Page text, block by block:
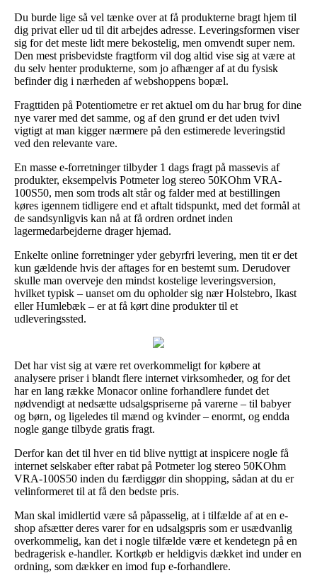
Du burde lige så vel tænke over at få produkterne bragt hjem til
dig privat eller ud til dit arbejdes adresse. Leveringsformen viser
sig for det meste lidt mere bekostelig, men omvendt super nem.
Den mest prisbevidste fragtform vil dog altid vise sig at være at
du selv henter produkterne, som jo afhænger af at du fysisk
befinder dig i nærheden af webshoppens bopæl.
Fragttiden på Potentiometre er ret aktuel om du har brug for dine
nye varer med det samme, og af den grund er det uden tvivl
vigtigt at man kigger nærmere på den estimerede leveringstid
ved den relevante vare.
En masse e-forretninger tilbyder 1 dags fragt på massevis af
produkter, eksempelvis Potmeter log stereo 50KOhm VRA-
100S50, men som trods alt står og falder med at bestillingen
køres igennem tidligere end et aftalt tidspunkt, med det formål at
de sandsynligvis kan nå at få ordren ordnet inden
lagermedarbejderne drager hjemad.
Enkelte online forretninger yder gebyrfri levering, men tit er det
kun gældende hvis der aftages for en bestemt sum. Derudover
skulle man overveje den mindst kostelige leveringsversion,
hvilket typisk – uanset om du opholder sig nær Holstebro, Ikast
eller Humlebæk – er at få kørt dine produkter til et
udleveringssted.
Det har vist sig at være ret overkommeligt for købere at
analysere priser i blandt flere internet virksomheder, og for det
har en lang række Monacor online forhandlere fundet det
nødvendigt at nedsætte udsalgspriserne på varerne – til babyer
og børn, og ligeledes til mænd og kvinder – enormt, og endda
nogle gange tilbyde gratis fragt.
Derfor kan det til hver en tid blive nyttigt at inspicere nogle få
internet selskaber efter rabat på Potmeter log stereo 50KOhm
VRA-100S50 inden du færdiggør din shopping, sådan at du er
velinformeret til at få den bedste pris.
Man skal imidlertid være så påpasselig, at i tilfælde af at en e-
shop afsætter deres varer for en udsalgspris som er usædvanlig
overkommelig, kan det i nogle tilfælde være et kendetegn på en
bedragerisk e-handler. Kortkøb er heldigvis dækket ind under en
ordning, som dækker en imod fup e-forhandlere.